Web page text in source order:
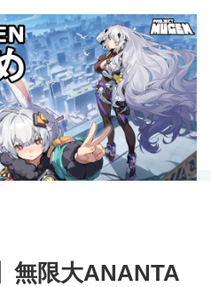
無限大ANANTA